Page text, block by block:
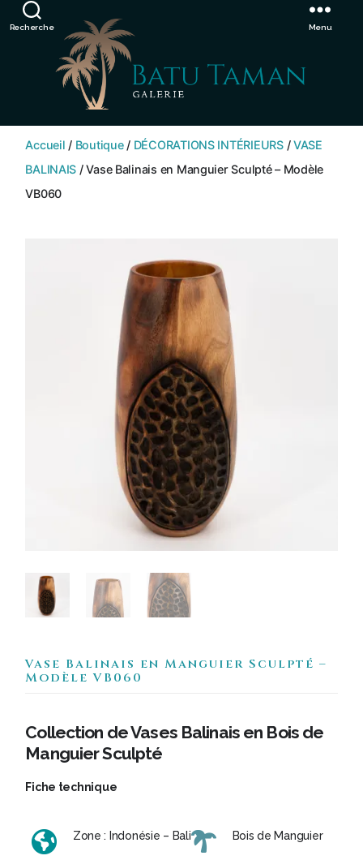
Showroom de Bali, décorations extérieurs et intérieurs Ignorer
Recherche
TAMAN
Menu
Accueil / Boutique/ DÉCORATIONS INTÉRIEURS/VASE
BALINAIS / Vase Balinais en Manguier Sculpté – Modèle
VB060
Vase Balinais en Manguier Sculpté –
Modèle VB060
Collection de Vases Balinais en Bois de
Manguier Sculpté
Fiche technique
Zone : Indonésie – Bali Bois de Manguier